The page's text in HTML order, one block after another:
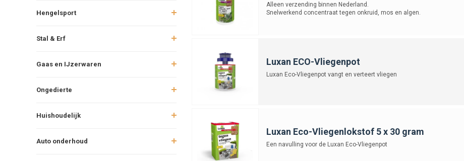
Hengelsport
Stal & Erf
Gaas en IJzerwaren
Ongedierte
Huishoudelijk
Auto onderhoud
Alleen verzending binnen Nederland.
Snelwerkend concentraat tegen onkruid, mos en algen.
Luxan ECO-Vliegenpot
Luxan Eco-Vliegenpot vangt en verteert vliegen
Luxan Eco-Vliegenlokstof 5 x 30 gram
Een navulling voor de Luxan Eco-Vliegenpot